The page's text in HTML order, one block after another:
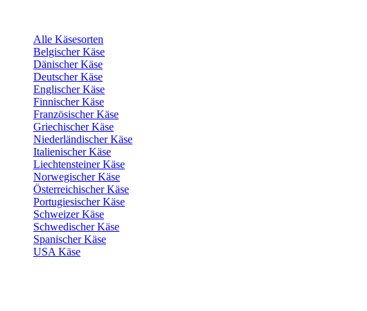
Alle Käsesorten
Belgischer Käse
Dänischer Käse
Deutscher Käse
Englischer Käse
Finnischer Käse
Französischer Käse
Griechischer Käse
Niederländischer Käse
Italienischer Käse
Liechtensteiner Käse
Norwegischer Käse
Österreichischer Käse
Portugiesischer Käse
Schweizer Käse
Schwedischer Käse
Spanischer Käse
USA Käse